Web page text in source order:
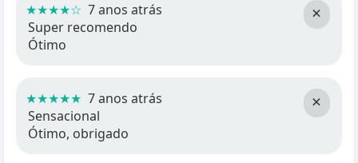
×
★★★★☆ 7 anos atrás
Super recomendo
Ótimo
×
★★★★★ 7 anos atrás
Sensacional
Ótimo, obrigado